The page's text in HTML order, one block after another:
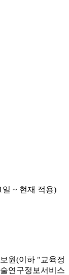
일 ~ 현재 적용)
원(이하 "교육정
연구정보서비스